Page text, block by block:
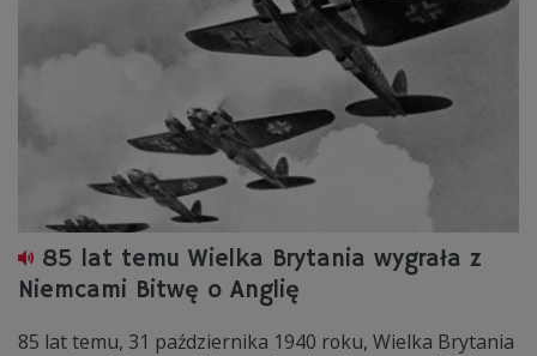
85 lat temu Wielka Brytania wygrała z
Niemcami Bitwę o Anglię
85 lat temu, 31 października 1940 roku, Wielka Brytania